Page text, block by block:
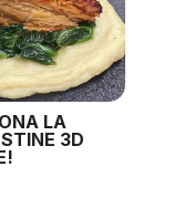
LA
3D